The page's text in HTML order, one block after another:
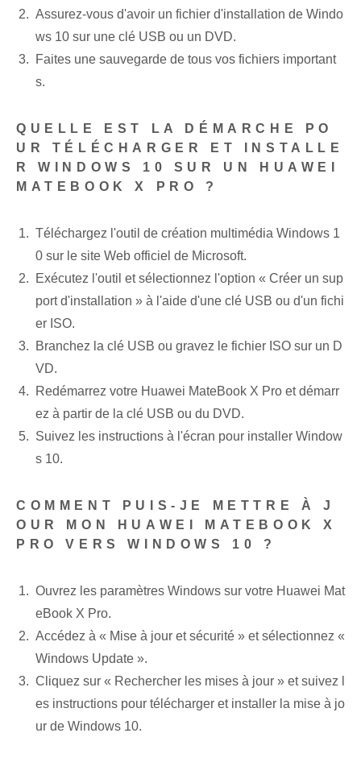
Assurez-vous d'avoir un fichier d'installation de Windo
ws 10 sur une clé USB ou un DVD.
Faites une sauvegarde de tous vos fichiers important
s.
QUELLE EST LA DÉMARCHE PO
UR TÉLÉCHARGER ET INSTALLE
R WINDOWS 10 SUR UN HUAWEI
MATEBOOK X PRO ?
Téléchargez l'outil de création multimédia Windows 1
0 sur le site Web officiel de Microsoft.
Exécutez l'outil et sélectionnez l'option « Créer un sup
port d'installation » à l'aide d'une clé USB ou d'un fichi
er ISO.
Branchez la clé USB ou gravez le fichier ISO sur un D
VD.
Redémarrez votre Huawei MateBook X Pro et démarr
ez à partir de la clé USB ou du DVD.
Suivez les instructions à l'écran pour installer Window
s 10.
COMMENT PUIS-JE METTRE À J
OUR MON HUAWEI MATEBOOK X
PRO VERS WINDOWS 10 ?
Ouvrez les paramètres Windows sur votre Huawei Mat
eBook X Pro.
Accédez à « Mise à jour et sécurité » et sélectionnez «
Windows Update ».
Cliquez sur « Rechercher les mises à jour » et suivez l
es instructions pour télécharger et installer la mise à jo
ur de Windows 10.